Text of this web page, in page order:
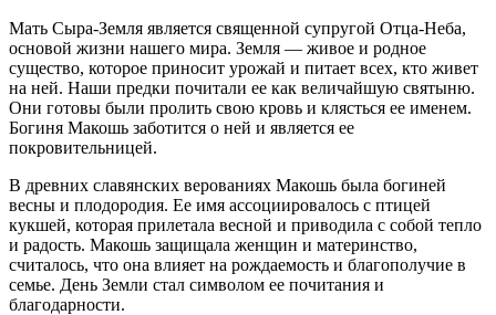
Мать Сыра-Земля является священной супругой Отца-Неба,
основой жизни нашего мира. Земля — живое и родное
существо, которое приносит урожай и питает всех, кто живет
на ней. Наши предки почитали ее как величайшую святыню.
Они готовы были пролить свою кровь и клясться ее именем.
Богиня Макошь заботится о ней и является ее
покровительницей.
В древних славянских верованиях Макошь была богиней
весны и плодородия. Ее имя ассоциировалось с птицей
кукшей, которая прилетала весной и приводила с собой тепло
и радость. Макошь защищала женщин и материнство,
считалось, что она влияет на рождаемость и благополучие в
семье. День Земли стал символом ее почитания и
благодарности.